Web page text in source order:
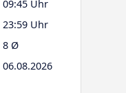
09:45 Uhr
23:59 Uhr
8 Ø
06.08.2026